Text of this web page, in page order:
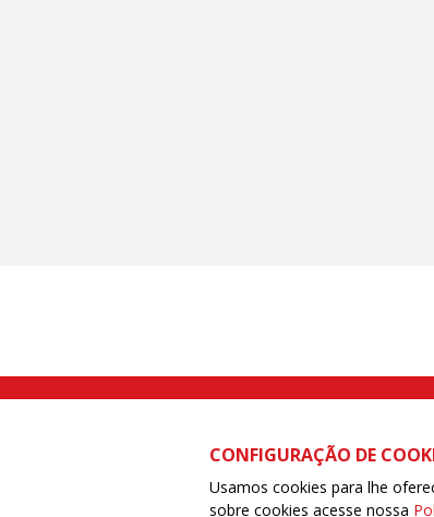
Rua Caetano Pinto nº 575
CONFIGURAÇÃO DE
Usamos cookies para lhe
sobre cookies acesse nossa